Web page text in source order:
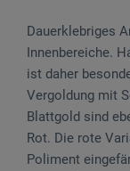
Dauerklebriges
Innenbereiche.
ist daher
Vergoldung mit
Blattgold sind
Rot. Die rote
Poliment